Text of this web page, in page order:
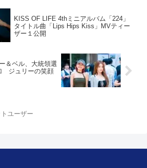
KISS OF LIFE 4thミニアルバム「224」
タイトル曲「Lips Hips Kiss」MVティー
ザー１公開
＆ベル、大統領選
ジュリーの笑顔
ユーザー